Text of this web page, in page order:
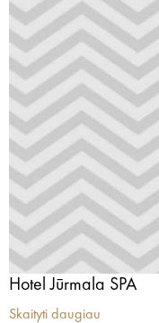
Hotel Jūrmala SPA
Skaityti daugiau